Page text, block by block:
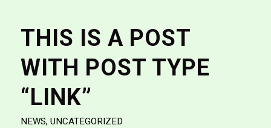
THIS IS A POST
WITH POST TYPE
“LINK”
NEWS, UNCATEGORIZED